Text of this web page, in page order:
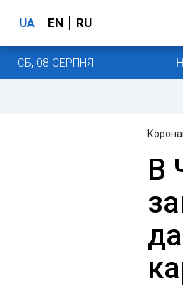
UA EN RU
СБ, 08 СЕРПНЯ
В